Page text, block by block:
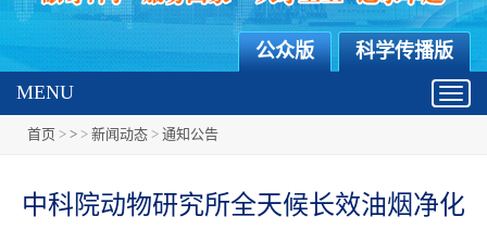
科学传播版
公众版
MENU
首页 > > > 新闻动态 > 通知公告
中科院动物研究所全天候长效油烟净化